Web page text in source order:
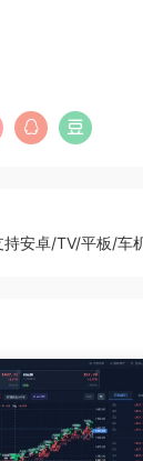
安卓/TV/平板/车